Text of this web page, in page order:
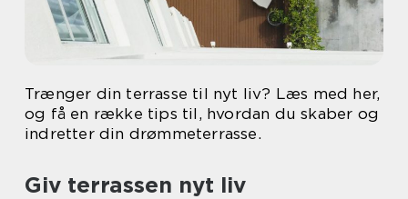
Trænger din terrasse til nyt liv? Læs med her,
og få en række tips til, hvordan du skaber og
indretter din drømmeterrasse.
Giv terrassen nyt liv